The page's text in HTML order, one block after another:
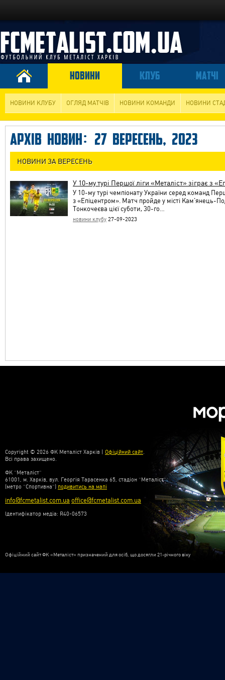
НОВИНИ КЛУБ МАТЧІ
НОВИНИ КЛУБУ ОГЛЯД МАТЧІВ НОВИНИ КОМАНДИ НОВИНИ
АРХІВ НОВИН: 27 ВЕРЕСЕНЬ, 2023
НОВИНИ ЗА ВЕРЕСЕНЬ
У 10-му турі Першої ліги «Металіст» зіграє з
У 10-му турі чемпіонату України серед команд
з «Епіцентром». Матч пройде у місті Кам'янець-
Тонкочеєва цієї суботи, 30-го…
новини клубу 27-09-2023
Copyright © 2026 ФК Металіст Харків | Офіційний сайт.
Всі права захищено.
ФК “Металіст”
61001, м. Харків, вул. Георгія Тарасенка 65, стадіон “Металіст”
(метро “Спортивна”) подивитись на мапі
info@fcmetalist.com.ua office@fcmetalist.com.ua
Ідентифікатор медіа: R40-06573
Офіційний сайт ФК «Металіст» призначений для осіб, що досягли 21-річного віку